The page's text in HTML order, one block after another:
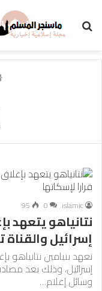
islamic
0
95
نتانياهو يتعهد
إسرائيل والقناة
تعهد بنيامين نتانياهو
إسرائيل، وذلك بعد
وسائل إعلام…